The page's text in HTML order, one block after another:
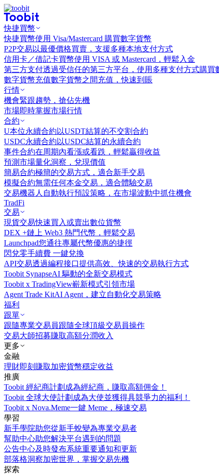
快捷買幣
快捷買幣使用 Visa/Mastercard 購買數字貨幣
P2P交易 以最優價格買賣，支援多種本地支付方式
信用卡／借記卡買幣使用 VISA 或 Mastercard，輕鬆入金
第三方支付透過受信任的第三方平台，使用多種支付方式購買
數字貨幣充值數字貨幣之間充值，快速到賬
行情
機會緊跟趨勢，搶佔先機
市場即時掌握市場行情
合約
U本位永續合約 以USDT結算的不交割合約
USDC永續合約 以USDC結算的永續合約
事件合約在周期內看漲或看跌，輕鬆贏得收益
預測市場量化洞察，兌現價值
簡易合約極簡的交易方式，適合新手交易
模擬合約無需任何本金交易，適合體驗交易
交易機器人 自動執行預設策略，在市場波動中抓住機會
TradFi
交易
現貨交易快速買入或賣出數位貨幣
DEX +鏈上 Web3 熱門代幣，輕鬆交易
Launchpad您通往專屬代幣優惠的捷徑
閃兌零手續費 一鍵兌換
API交易透過編程接口提供高效、快速的交易執行方式
Toobit SynapseAI 驅動的全新交易模式
Toobit x TradingView嶄新模式引領市場
Agent Trade KitAI Agent，建立自動化交易策略
福利
跟單
跟隨專業交易員跟隨全球頂級交易員操作
交易大師招募賺取高額分潤收入
更多
金融
理財即刻賺取加密貨幣穩定收益
推廣
Toobit 經紀商計劃 成為經紀商，賺取高額佣金！
Toobit 全球大使計劃 成為大使並獲得具競爭力的福利！
Toobit x Nova.Meme一鍵 Meme，極速交易
學習
新手學院助您從新手蛻變為專業交易者
幫助中心助您解決平台遇到的問題
公告中心及時發布系統重要通知和更新
部落格洞察加密世界，掌握交易先機
探索